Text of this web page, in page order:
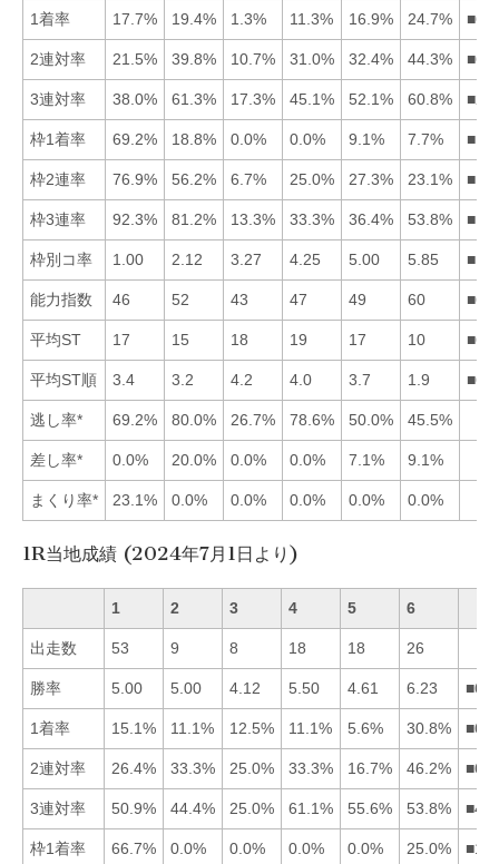
1着率 17.7% 19.4% 1.3% 11.3% 16.9% 24.7%
2連対率 21.5% 39.8% 10.7% 31.0% 32.4% 44.3%
3連対率 38.0% 61.3% 17.3% 45.1% 52.1% 60.8%
枠1着率 69.2% 18.8% 0.0% 0.0% 9.1% 7.7%
枠2連率 76.9% 56.2% 6.7% 25.0% 27.3% 23.1%
枠3連率 92.3% 81.2% 13.3% 33.3% 36.4% 53.8%
枠別コ率 1.00 2.12 3.27 4.25 5.00 5.85
能力指数 46 52 43 47 49 60
平均ST 17 15 18 19 17 10
平均ST順 3.4 3.2 4.2 4.0 3.7 1.9
逃し率* 69.2% 80.0% 26.7% 78.6% 50.0% 45.5%
差し率* 0.0% 20.0% 0.0% 0.0% 7.1% 9.1%
まくり率* 23.1% 0.0% 0.0% 0.0% 0.0% 0.0%
1R当地成績 (2024年7月1日より)
1 2 3 4 5 6
出走数 53 9 8 18 18 26
勝率 5.00 5.00 4.12 5.50 4.61 6.23
1着率 15.1% 11.1% 12.5% 11.1% 5.6% 30.8%
2連対率 26.4% 33.3% 25.0% 33.3% 16.7% 46.2%
3連対率 50.9% 44.4% 25.0% 61.1% 55.6% 53.8%
枠1着率 66.7% 0.0% 0.0% 0.0% 0.0% 25.0%